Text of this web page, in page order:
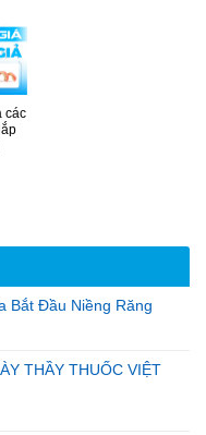
các
Bắt Đầu Niềng Răng
THẦY THUỐC VIỆT